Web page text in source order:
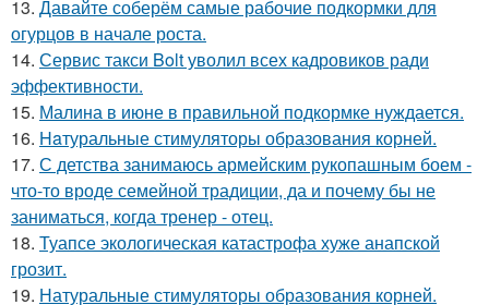
13. Давайте соберём самые рабочие подкормки для
огурцов в начале роста.
14. Сервис такси Bolt уволил всех кадровиков ради
эффективности.
15. Малина в июне в правильной подкормке нуждается.
16. Haтуральные стимуляторы образования корней.
17. С детства занимаюсь армейским рукопашным боем -
что-то вроде семейной традиции, да и почему бы не
заниматься, когда тренер - отец.
18. Туапсе экологическая катастрофа хуже анапской
грозит.
19. Натуральные стимуляторы образования корней.